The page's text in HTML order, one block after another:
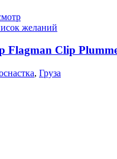
желаний
Flagman Clip
, Груза